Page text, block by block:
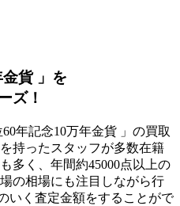
金貨 」を
ズ！
年記念10万年金貨 」の買取
持ったスタッフが多数在籍
多く、年間約45000点以上の
の相場にも注目しながら行
いく査定金額をすることがで